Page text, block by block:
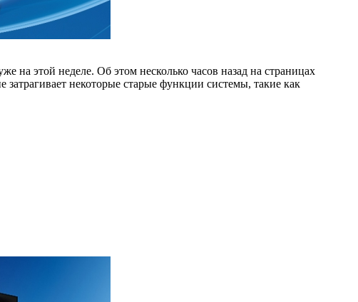
на этой неделе. Об этом несколько часов назад на страницах
некоторые старые функции системы, такие как